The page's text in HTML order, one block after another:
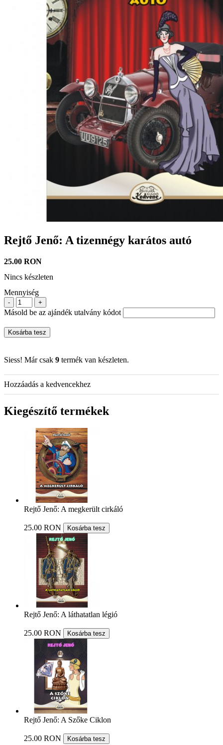
Rejtő Jenő: A tizennégy karátos autó
25.00 RON
Nincs készleten
Mennyiség
- +
Másold be az ajándék utalvány kódot
Kosárba tesz
Siess! Már csak 9 termék van készleten.
Hozzáadás a kedvencekhez
Kiegészítő termékek
Rejtő Jenő: A megkerült cirkáló
25.00 RON Kosárba tesz
Rejtő Jenő: A láthatatlan légió
25.00 RON Kosárba tesz
Rejtő Jenő: A Szőke Ciklon
25.00 RON Kosárba tesz